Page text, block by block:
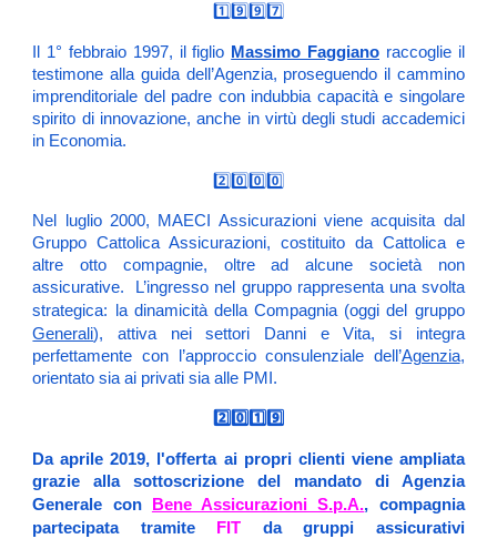
1️⃣9️⃣9️⃣7️⃣
Il 1° febbraio 1997, il figlio Massimo Faggiano raccoglie il
testimone alla guida dell’Agenzia, proseguendo il cammino
imprenditoriale del padre con indubbia capacità e singolare
spirito di innovazione, anche in virtù degli studi accademici
in Economia.
2️⃣0️⃣0️⃣0️⃣
Nel luglio 2000, MAECI Assicurazioni viene acquisita dal
Gruppo Cattolica Assicurazioni, costituito da Cattolica e
altre otto compagnie, oltre ad alcune società non
assicurative. L’ingresso nel gruppo rappresenta una svolta
strategica: la dinamicità della Compagnia (oggi del gruppo
Generali), attiva nei settori Danni e Vita, si integra
perfettamente con l’approccio consulenziale dell’Agenzia,
orientato sia ai privati sia alle PMI.
2️⃣0️⃣1️⃣9️⃣
Da aprile 2019, l'offerta ai propri clienti viene ampliata
grazie alla sottoscrizione del mandato di Agenzia
Generale con Bene Assicurazioni S.p.A., compagnia
partecipata tramite FIT
da gruppi assicurativi